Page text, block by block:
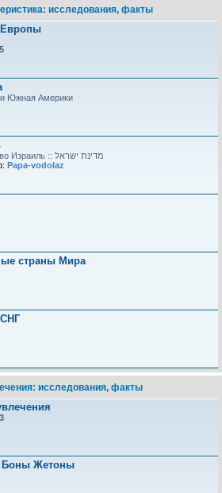
исследования, факты
Южная Америки
Papa-vodolaz
страны Мира
исследования, факты
Боны Жетоны